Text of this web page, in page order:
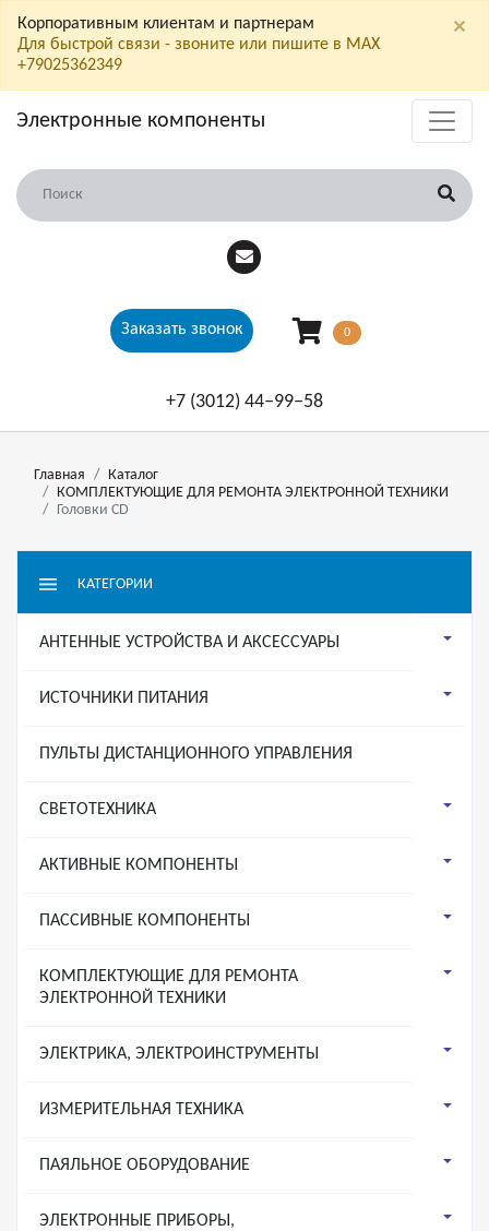
Корпоративным клиентам и партнерам
Для быстрой связи - звоните или пишите в МАХ
+79025362349
×
Электронные компоненты
Заказать звонок 0
+7 (3012) 44‒99‒58
Главная
Каталог
КОМПЛЕКТУЮЩИЕ ДЛЯ РЕМОНТА ЭЛЕКТРОННОЙ ТЕХНИКИ
Головки CD
КАТЕГОРИИ
АНТЕННЫЕ УСТРОЙСТВА И АКСЕССУАРЫ
ИСТОЧНИКИ ПИТАНИЯ
ПУЛЬТЫ ДИСТАНЦИОННОГО УПРАВЛЕНИЯ
СВЕТОТЕХНИКА
АКТИВНЫЕ КОМПОНЕНТЫ
ПАССИВНЫЕ КОМПОНЕНТЫ
КОМПЛЕКТУЮЩИЕ ДЛЯ РЕМОНТА
ЭЛЕКТРОННОЙ ТЕХНИКИ
ЭЛЕКТРИКА, ЭЛЕКТРОИНСТРУМЕНТЫ
ИЗМЕРИТЕЛЬНАЯ ТЕХНИКА
ПАЯЛЬНОЕ ОБОРУДОВАНИЕ
ЭЛЕКТРОННЫЕ ПРИБОРЫ,